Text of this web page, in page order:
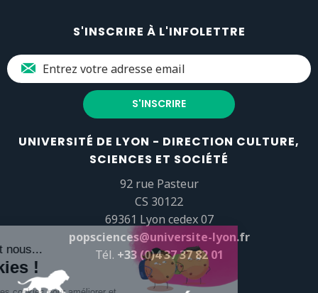
S'INSCRIRE À L'INFOLETTRE
UNIVERSITÉ DE LYON - DIRECTION CULTURE,
SCIENCES ET SOCIÉTÉ
92 rue Pasteur
CS 30122
69361 Lyon cedex 07
popsciences@universite-lyon.fr
Tél. +33 (0)4 37 37 82 01